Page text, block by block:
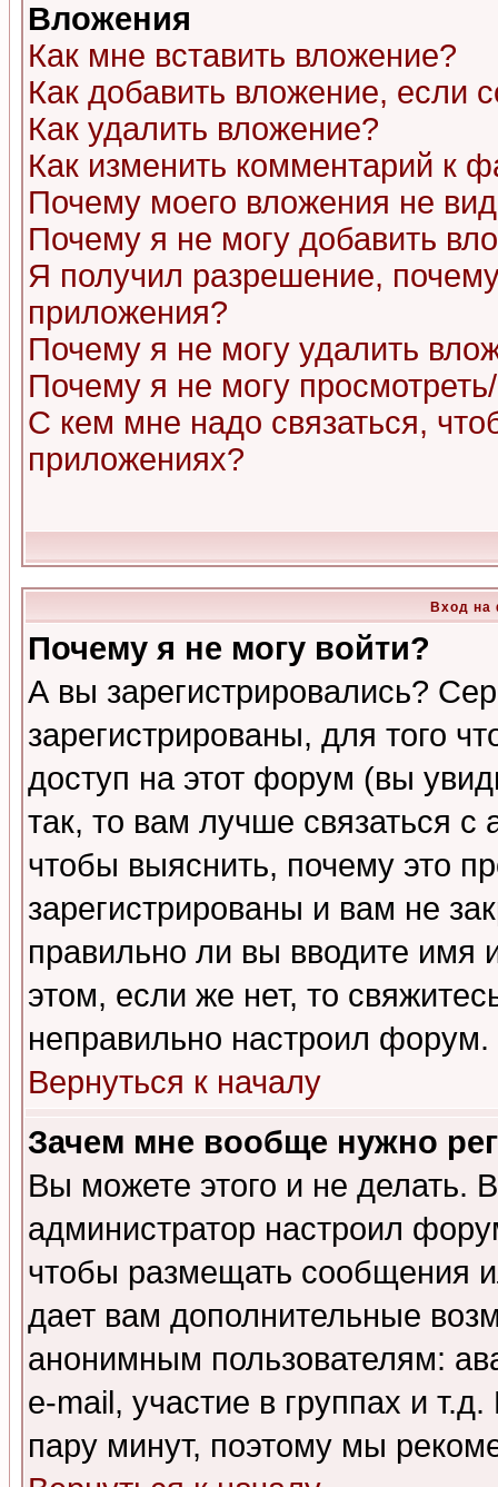
Вложения
Как мне вставить вложение?
Как добавить вложение, если
Как удалить вложение?
Как изменить комментарий к
Почему моего вложения не
Почему я не могу добавить
Я получил разрешение,
приложения?
Почему я не могу удалить
Почему я не могу
С кем мне надо связаться,
приложениях?
Вход на
Почему я не могу войти?
А вы зарегистрировались?
зарегистрированы, для того
доступ на этот форум (вы
так, то вам лучше связаться
чтобы выяснить, почему это
зарегистрированы и вам не
правильно ли вы вводите
этом, если же нет, то
неправильно настроил форум.
Вернуться к началу
Зачем мне вообще нужно
Вы можете этого и не делать.
администратор настроил
чтобы размещать сообщения
дает вам дополнительные
анонимным пользователям:
e-mail, участие в группах и
пару минут, поэтому мы